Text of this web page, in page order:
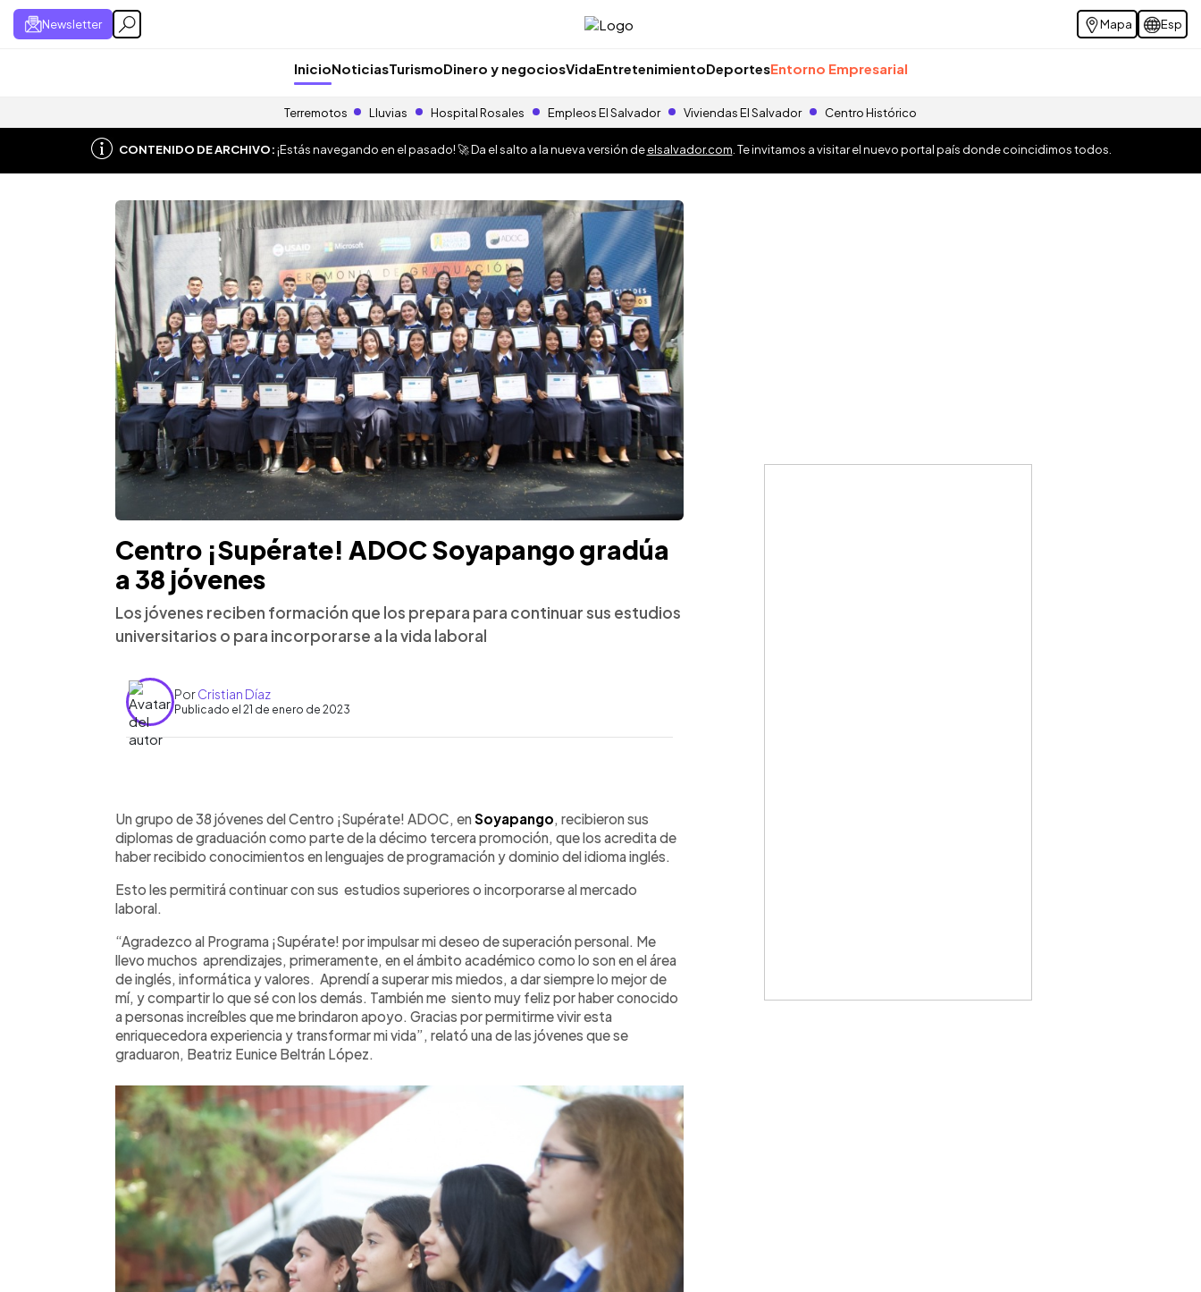
Newsletter Mapa Esp
InicioNoticiasTurismoDinero y negociosVidaEntretenimientoDeportesEntorno Empresarial
Terremotos Lluvias Hospital Rosales Empleos El Salvador Viviendas El Salvador Centro Histórico
CONTENIDO DE ARCHIVO:¡Estás navegando en el pasado! 🚀 Da el salto a la nueva versión deelsalvador.com . Te invitamos a visitar el nuevo portal país donde coincidimos todos.
Centro ¡Supérate! ADOC Soyapango gradúa
a 38 jóvenes
Los jóvenes reciben formación que los prepara para continuar sus estudios
universitarios o para incorporarse a la vida laboral
PorCristian Díaz
Publicado el 21 de enero de 2023
► Escuchar artículo
Un grupo de 38 jóvenes del Centro ¡Supérate! ADOC, enSoyapango , recibieron sus
diplomas de graduación como parte de la décimo tercera promoción, que los acredita de
haber recibido conocimientos en lenguajes de programación y dominio del idioma inglés.
Esto les permitirá continuar con sus estudios superiores o incorporarse al mercado
laboral.
“Agradezco al Programa ¡Supérate! por impulsar mi deseo de superación personal. Me
llevo muchos aprendizajes, primeramente, en el ámbito académico como lo son en el área
de inglés, informática y valores. Aprendí a superar mis miedos, a dar siempre lo mejor de
mí, y compartir lo que sé con los demás. También me siento muy feliz por haber conocido
a personas increíbles que me brindaron apoyo. Gracias por permitirme vivir esta
enriquecedora experiencia y transformar mi vida”, relató una de las jóvenes que se
graduaron, Beatriz Eunice Beltrán López.